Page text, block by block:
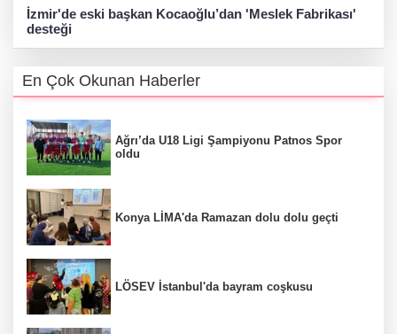
İzmir'de eski başkan Kocaoğlu’dan 'Meslek Fabrikası'
desteği
En Çok Okunan Haberler
Ağrı’da U18 Ligi Şampiyonu Patnos Spor
oldu
Konya LİMA'da Ramazan dolu dolu geçti
LÖSEV İstanbul'da bayram coşkusu